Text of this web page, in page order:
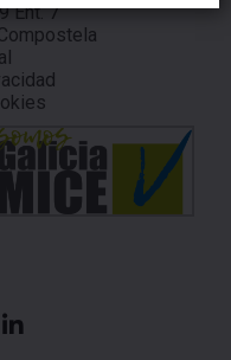
Ent. 7